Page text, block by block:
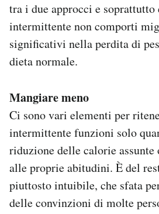
tra i due approcci e
intermittente non comporti
significativi nella perdita di
dieta normale.
Mangiare meno
Ci sono vari elementi per
intermittente funzioni solo
riduzione delle calorie
alle proprie abitudini. È del
piuttosto intuibile, che sfata
delle convinzioni di molte